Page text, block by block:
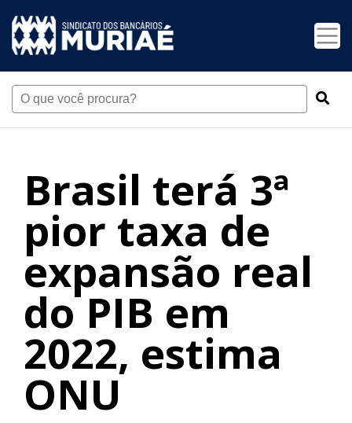
Brasil terá 3ª
pior taxa de
expansão real
do PIB em
2022, estima
ONU